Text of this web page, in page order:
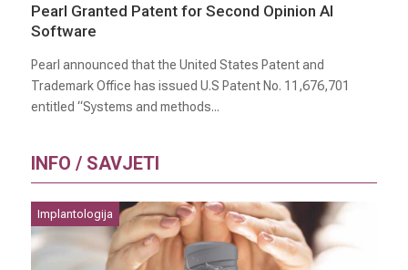
Pearl Granted Patent for Second Opinion AI
Software
Pearl announced that the United States Patent and
Trademark Office has issued U.S Patent No. 11,676,701
entitled “Systems and methods...
INFO / SAVJETI
Implantologija